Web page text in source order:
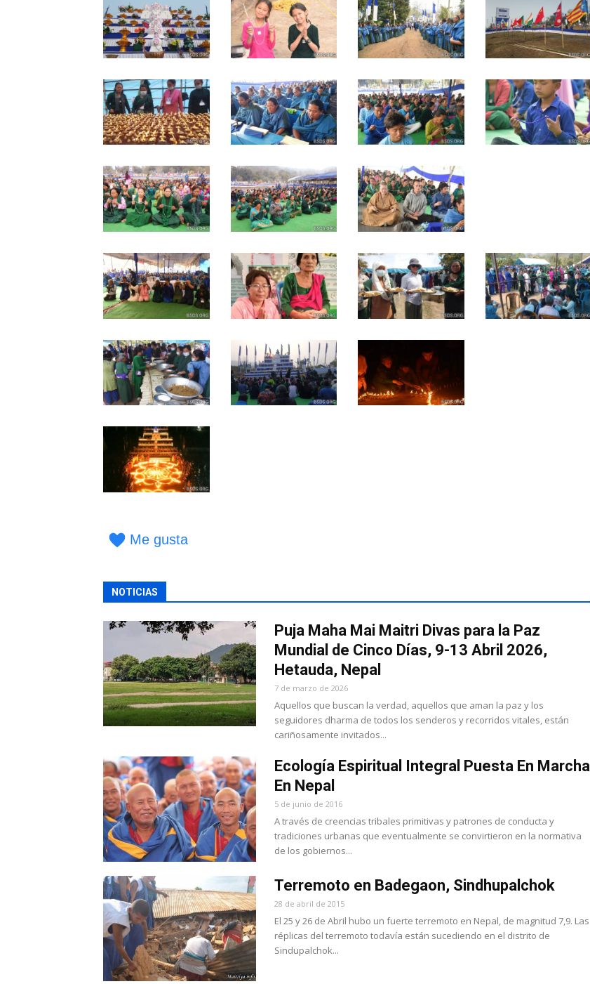
Me gusta
NOTICIAS
Puja Maha Mai Maitri Divas para la Paz
Mundial de Cinco Días, 9-13 Abril 2026,
Hetauda, Nepal
7 de marzo de 2026
Aquellos que buscan la verdad, aquellos que aman la paz y los
seguidores dharma de todos los senderos y recorridos vitales, están
cariñosamente invitados...
Ecología Espiritual Integral Puesta En Marcha
En Nepal
5 de junio de 2016
A través de creencias tribales primitivas y patrones de conducta y
tradiciones urbanas que eventualmente se convirtieron en la normativa
de los gobiernos...
Terremoto en Badegaon, Sindhupalchok
28 de abril de 2015
El 25 y 26 de Abril hubo un fuerte terremoto en Nepal, de magnitud 7,9. Las
réplicas del terremoto todavía están sucediendo en el distrito de
Sindupalchok...